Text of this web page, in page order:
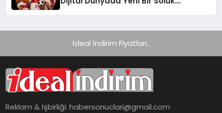
İdeal İndirim Fiyatları..
Reklam & İşbirliği:habersonuclari@gmail.com